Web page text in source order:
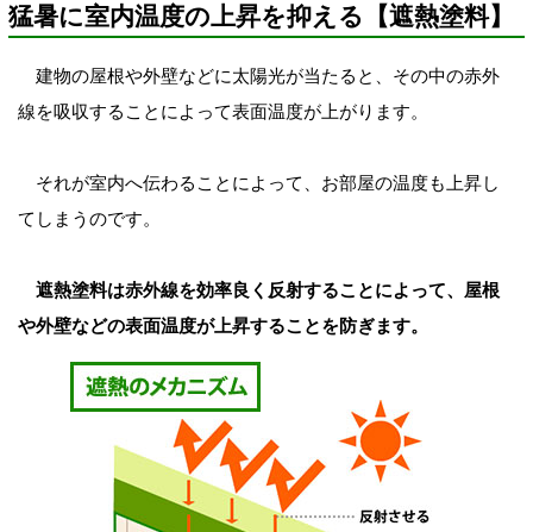
猛暑に室内温度の上昇を抑える【遮熱塗料】
建物の屋根や外壁などに太陽光が当たると、その中の赤外
線を吸収することによって表面温度が上がります。
それが室内へ伝わることによって、お部屋の温度も上昇し
てしまうのです。
遮熱塗料は赤外線を効率良く反射することによって、屋根
や外壁などの表面温度が上昇することを防ぎます。